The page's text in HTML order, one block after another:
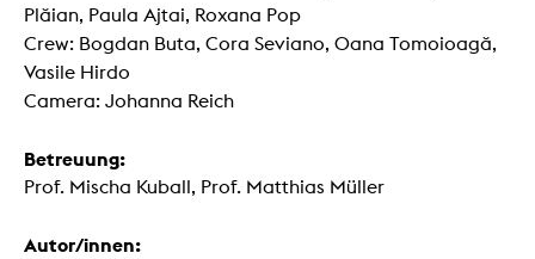
Plăian, Paula Ajtai, Roxana Pop
Crew: Bogdan Buta, Cora Seviano, Oana Tomoioagă,
Vasile Hirdo
Camera: Johanna Reich
Betreuung:
Prof. Mischa Kuball, Prof. Matthias Müller
Autor/innen: